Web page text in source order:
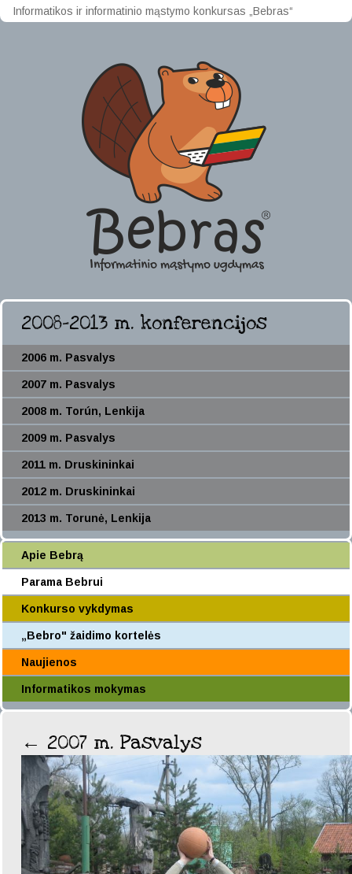
Informatikos ir informatinio mąstymo konkursas „Bebras“
2008–2013 m. konferencijos
2006 m. Pasvalys
2007 m. Pasvalys
2008 m. Torún, Lenkija
2009 m. Pasvalys
2011 m. Druskininkai
2012 m. Druskininkai
2013 m. Torunė, Lenkija
Apie Bebrą
Parama Bebrui
Konkurso vykdymas
„Bebro" žaidimo kortelės
Naujienos
Informatikos mokymas
← 2007 m. Pasvalys